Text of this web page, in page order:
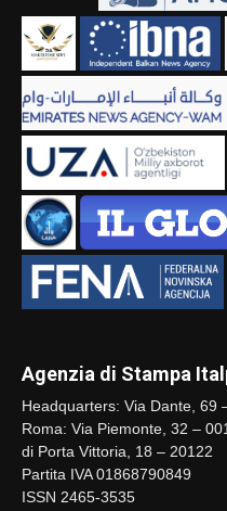
Agenzia di Stampa
Headquarters: Via Dante, 69
Roma: Via Piemonte, 32 –
di Porta Vittoria, 18 – 20122
Partita IVA 01868790849
ISSN 2465-3535